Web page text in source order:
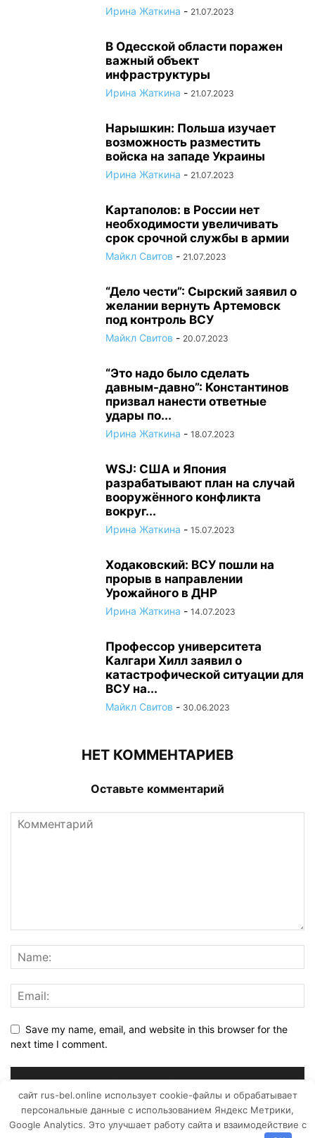
Ирина Жаткина - 21.07.2023
В Одесской области поражен
важный объект
инфраструктуры
Ирина Жаткина - 21.07.2023
Нарышкин: Польша изучает
возможность разместить
войска на западе Украины
Ирина Жаткина - 21.07.2023
Картаполов: в России нет
необходимости увеличивать
срок срочной службы в армии
Майкл Свитов - 21.07.2023
“Дело чести”: Сырский заявил о
желании вернуть Артемовск
под контроль ВСУ
Майкл Свитов - 20.07.2023
“Это надо было сделать
давным-давно”: Константинов
призвал нанести ответные
удары по...
Ирина Жаткина - 18.07.2023
WSJ: США и Япония
разрабатывают план на случай
вооружённого конфликта
вокруг...
Ирина Жаткина - 15.07.2023
Ходаковский: ВСУ пошли на
прорыв в направлении
Урожайного в ДНР
Ирина Жаткина - 14.07.2023
Профессор университета
Калгари Хилл заявил о
катастрофической ситуации для
ВСУ на...
Майкл Свитов - 30.06.2023
НЕТ КОММЕНТАРИЕВ
Оставьте комментарий
Save my name, email, and website in this browser for the
next time I comment.
сайт rus-bel.online использует cookie-файлы и обрабатывает
персональные данные с использованием Яндекс Метрики,
Google Analytics. Это улучшает работу сайта и взаимодействие с